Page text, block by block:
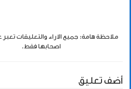
ملاحظة هامة: جميع الاراء والتعليقات
اصحابها فقط.
أضف تعليق